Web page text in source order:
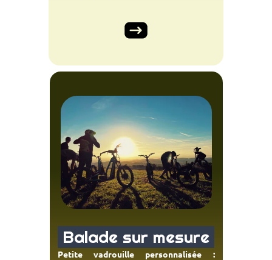
Balade sur mesure
Petite vadrouille personnalisée :